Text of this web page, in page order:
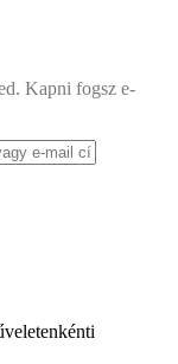
Kapni fogsz e-